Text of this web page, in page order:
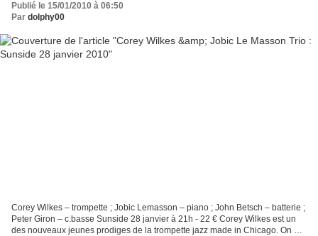
Publié le 15/01/2010 à 06:50
Par dolphy00
Corey Wilkes – trompette ; Jobic Lemasson – piano ; John Betsch – batterie ;
Peter Giron – c.basse Sunside 28 janvier à 21h - 22 € Corey Wilkes est un
des nouveaux jeunes prodiges de la trompette jazz made in Chicago. On a